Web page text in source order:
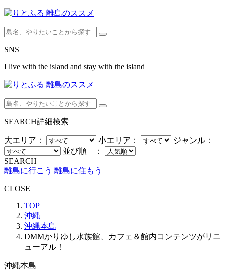
SNS
I live with the island and stay with the island
SEARCH詳細検索
大エリア： 小エリア：
ジャンル：
並び順 ：
SEARCH
離島に行こう 離島に住もう
CLOSE
TOP
沖縄
沖縄本島
DMMかりゆし水族館、カフェ＆館内コンテンツがリニ
ューアル！
沖縄本島